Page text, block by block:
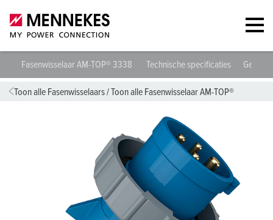
Fasenwisselaar AM-TOP® 3338 Technische specificaties
Toon alle Fasenwisselaars/Toon alle Fasenwisselaar AM-TOP®